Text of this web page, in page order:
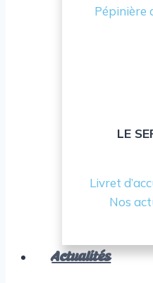
Pépinière
LE
Livret
Nos
Actualités